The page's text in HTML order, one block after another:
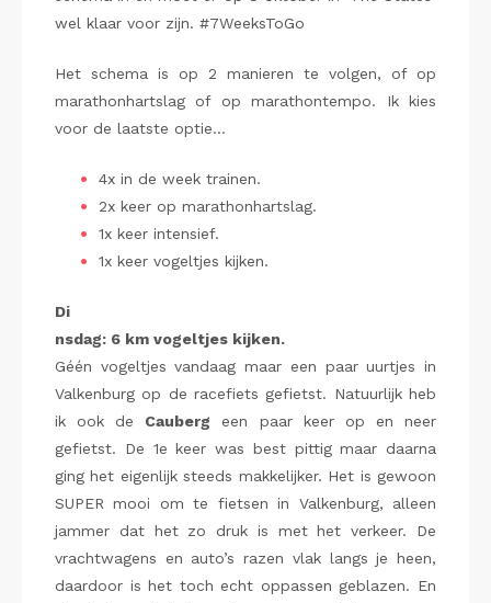
wel klaar voor zijn. #7WeeksToGo
Het schema is op 2 manieren te volgen, of op
marathonhartslag of op marathontempo. Ik kies
voor de laatste optie…
4x in de week trainen.
2x keer op marathonhartslag.
1x keer intensief.
1x keer vogeltjes kijken.
Di
nsdag: 6 km vogeltjes kijken.
Géén vogeltjes vandaag maar een paar uurtjes in
Valkenburg op de racefiets gefietst. Natuurlijk heb
ik ook de Cauberg een paar keer op en neer
gefietst. De 1e keer was best pittig maar daarna
ging het eigenlijk steeds makkelijker. Het is gewoon
SUPER mooi om te fietsen in Valkenburg, alleen
jammer dat het zo druk is met het verkeer. De
vrachtwagens en auto’s razen vlak langs je heen,
daardoor is het toch echt oppassen geblazen. En